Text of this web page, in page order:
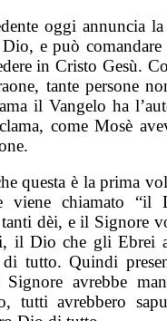
oggi annuncia
e può comandare
in Cristo Gesù.
tante persone
il Vangelo ha
come Mosè
questa è la prima
chiamato “il
dèi, e il Signore
il Dio che gli Ebrei
tutto. Quindi
avrebbe
tutti avrebbero